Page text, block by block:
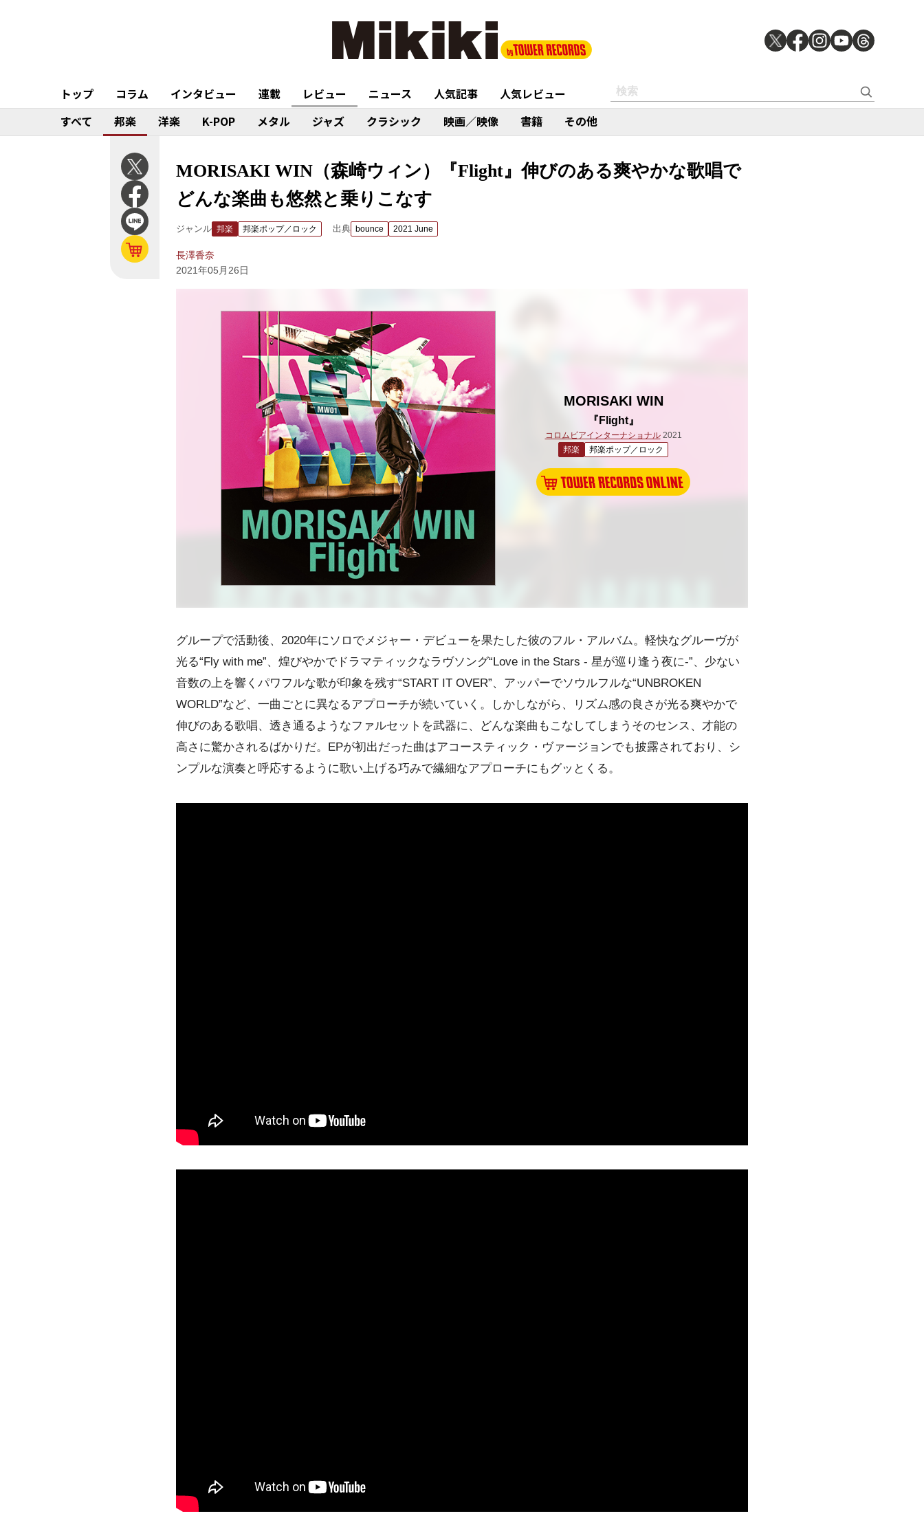
トップ コラム インタビュー 連載 レビュー ニュース 人気記事
人気レビュー
すべて
邦楽 洋楽 K-POP メタル ジャズ クラシック 映画／映像 書籍 その他
MORISAKI WIN（森崎ウィン）『Flight』伸びのある爽やかな歌唱で
どんな楽曲も悠然と乗りこなす
ジャンル 邦楽 邦楽ポップ／ロック 出典 bounce 2021 June
長澤香奈
2021年05月26日
MORISAKI WIN
『Flight』
コロムビアインターナショナル2021
邦楽
邦楽ポップ／ロック
グループで活動後、2020年にソロでメジャー・デビューを果たした彼のフル・アルバム。軽快なグルーヴが
光る“Fly with me”、煌びやかでドラマティックなラヴソング“Love in the Stars - 星が巡り逢う夜に-”、少ない
音数の上を響くパワフルな歌が印象を残す“START IT OVER”、アッパーでソウルフルな“UNBROKEN
WORLD”など、一曲ごとに異なるアプローチが続いていく。しかしながら、リズム感の良さが光る爽やかで
伸びのある歌唱、透き通るようなファルセットを武器に、どんな楽曲もこなしてしまうそのセンス、才能の
高さに驚かされるばかりだ。EPが初出だった曲はアコースティック・ヴァージョンでも披露されており、シ
ンプルな演奏と呼応するように歌い上げる巧みで繊細なアプローチにもグッとくる。